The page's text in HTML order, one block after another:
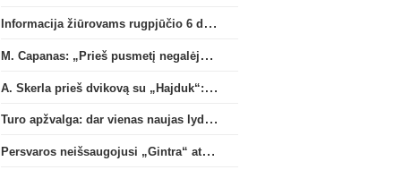
Informacija žiūrovams rugpjūčio 6 d. UEFA rungtynėms
M. Capanas: „Prieš pusmetį negalėjau net įsivaizduoti, kad žaisime prieš „Hajduk“
A. Skerla prieš dvikovą su „Hajduk“: „Tai kito kalibro komanda“
Turo apžvalga: dar vienas naujas lyderis
Persvaros neišsaugojusi „Gintra“ atrankos pusfinalyje nusileido Škotijos čempionėms